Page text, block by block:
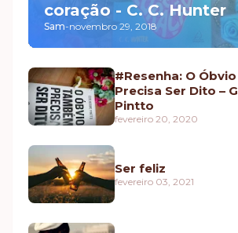
coração - C. C. Hunter
Sam-novembro 29, 2018
#Resenha: O
Precisa Ser Dito –
Pintto
fevereiro 20, 2020
Ser feliz
fevereiro 03, 2021